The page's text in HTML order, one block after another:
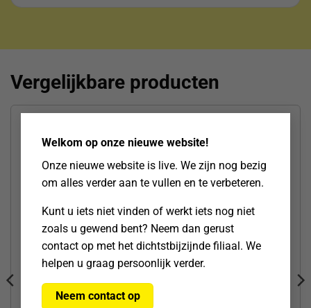
Welkom op onze nieuwe website!
Onze nieuwe website is live. We zijn nog bezig
om alles verder aan te vullen en te verbeteren.
Kunt u iets niet vinden of werkt iets nog niet
zoals u gewend bent? Neem dan gerust
contact op met het dichtstbijzijnde filiaal. We
helpen u graag persoonlijk verder.
Neem contact op
Vergelijkbare producten